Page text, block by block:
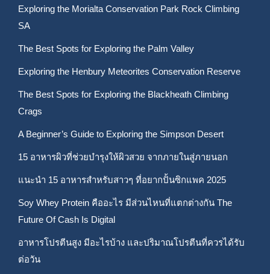
Exploring the Morialta Conservation Park Rock Climbing
SA
The Best Spots for Exploring the Palm Valley
Exploring the Henbury Meteorites Conservation Reserve
The Best Spots for Exploring the Blackheath Climbing
Crags
A Beginner’s Guide to Exploring the Simpson Desert
15 อาหารผิวที่ช่วยบำรุงให้ผิวสวย จากภายในสู่ภายนอก
แนะนำ 15 อาหารสำหรับสาวๆ ที่อยากปั้นซิกแพค 2025
Soy Whey Protein คืออะไร มีส่วนไหนที่แตกต่างกัน The
Future Of Cash Is Digital
อาหารโปรตีนสูง มีอะไรบ้าง และปริมาณโปรตีนที่ควรได้รับ
ต่อวัน